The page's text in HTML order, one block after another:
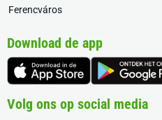
Ferencváros
Download de app
Volg ons op social media